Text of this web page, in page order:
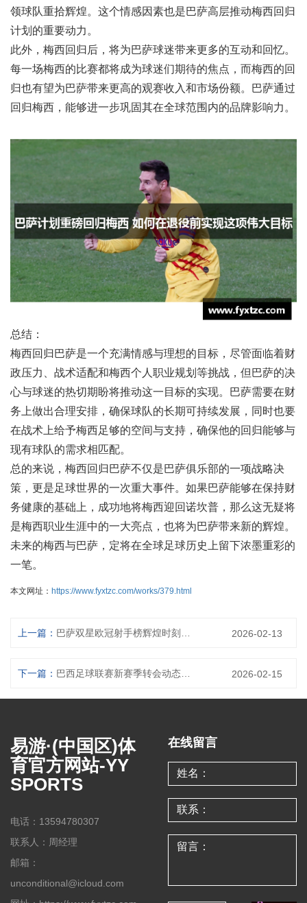
领球队重拾辉煌。这个情感因素也是巴萨高层推动梅西回归
计划的重要动力。
此外，梅西回归后，将为巴萨球迷带来更多的互动和回忆。
每一场梅西的比赛都将成为球迷们期待的焦点，而梅西的回
归也有望为巴萨带来更高的观赛收入和市场份额。巴萨通过
回归梅西，能够进一步巩固其在全球范围内的品牌影响力。
总结：
梅西回归巴萨是一个充满情感与理想的目标，尽管面临着财
政压力、战术适配和梅西个人职业规划等挑战，但巴萨的决
心与球迷的热切期盼将推动这一目标的实现。巴萨需要在财
务上做出合理安排，确保球队的长期可持续发展，同时也要
在战术上给予梅西足够的空间与支持，确保他的回归能够与
现有球队的需求相匹配。
总的来说，梅西回归巴萨不仅是巴萨俱乐部的一项战略决
策，更是足球世界的一次重大事件。如果巴萨能够在保持财
务健康的基础上，成功地将梅西迎回诺坎普，那么这无疑将
是梅西职业生涯中的一大亮点，也将为巴萨带来新的辉煌。
未来的梅西与巴萨，定将在全球足球历史上留下浓墨重彩的
一笔。
本文网址： https://www.fyxtzc.com/works/379.html
上一篇： 2026-02-13
下一篇： 2026-02-15
易游·(中国区)体
育官方网站-YY
SPORTS
电话：13594780307
联系人：周经理
邮箱：
unconditional@icloud.com
在线留言